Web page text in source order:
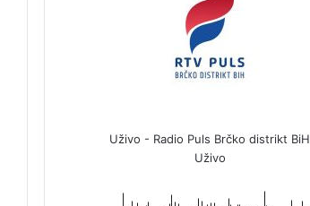
Uživo - Radio Puls Brčko distrikt BiH
Uživo